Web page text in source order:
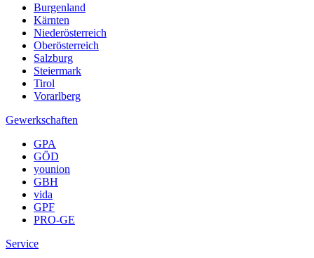
Burgenland
Kärnten
Niederösterreich
Oberösterreich
Salzburg
Steiermark
Tirol
Vorarlberg
Gewerkschaften
GPA
GÖD
younion
GBH
vida
GPF
PRO-GE
Service